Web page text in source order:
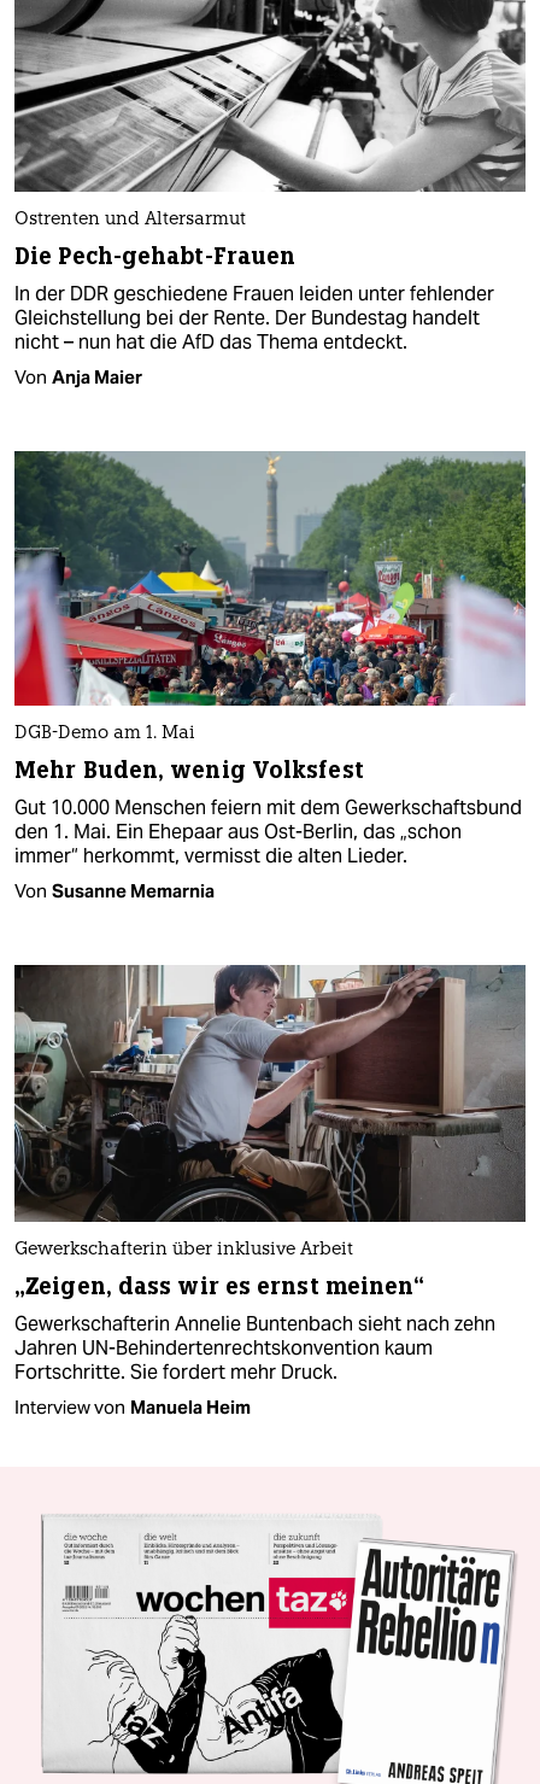
Ostrenten und Altersarmut
Die Pech-gehabt-Frauen
In der DDR geschiedene Frauen leiden unter fehlender
Gleichstellung bei der Rente. Der Bundestag handelt
nicht – nun hat die AfD das Thema entdeckt.
Von Anja Maier
DGB-Demo am 1. Mai
Mehr Buden, wenig Volksfest
Gut 10.000 Menschen feiern mit dem Gewerkschaftsbund
den 1. Mai. Ein Ehepaar aus Ost-Berlin, das „schon
immer“ herkommt, vermisst die alten Lieder.
Von Susanne Memarnia
Gewerkschafterin über inklusive Arbeit
„Zeigen, dass wir es ernst meinen“
Gewerkschafterin Annelie Buntenbach sieht nach zehn
Jahren UN-Behindertenrechtskonvention kaum
Fortschritte. Sie fordert mehr Druck.
Interview von Manuela Heim